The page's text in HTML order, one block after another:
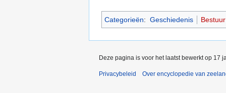
Categorieën: Geschiedenis Bestuur
Deze pagina is voor het laatst bewerkt op 17
Privacybeleid Over encyclopedie van